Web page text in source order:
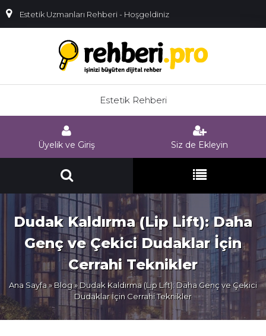
Estetik Uzmanları Rehberi - Hoşgeldiniz
Estetik Rehberi
Üyelik ve Giriş Siz de Ekleyin
Dudak Kaldırma (Lip Lift): Daha
Genç ve Çekici Dudaklar İçin
Cerrahi Teknikler
Ana Sayfa»Blog» Dudak Kaldırma (Lip Lift): Daha Genç ve Çekici
Dudaklar İçin Cerrahi Teknikler